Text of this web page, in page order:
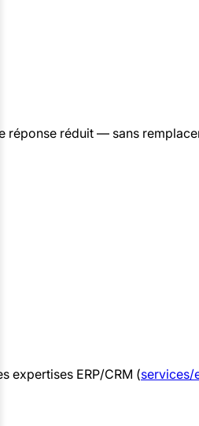
réduit — sans
expertises ERP/CRM (services/